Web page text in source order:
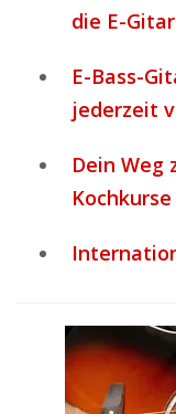
die E-
E-Bass-
jederzeit
Dein Weg